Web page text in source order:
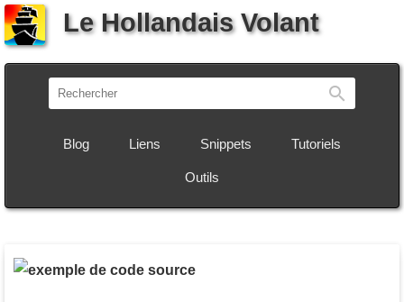
Le Hollandais Volant
Blog Liens Snippets Tutoriels
Outils